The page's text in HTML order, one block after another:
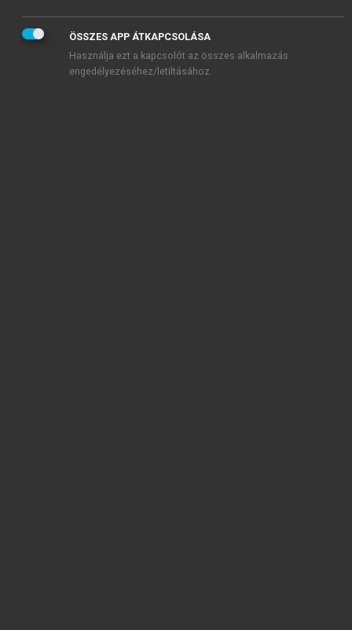
ÖSSZES APP ÁTKAPCSOLÁSA
Használja ezt a kapcsolót az összes alkalmazás
engedélyezéséhez/letiltásához.